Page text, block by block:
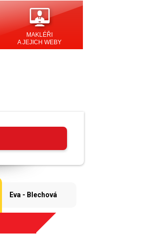
MAKLÉŘI
A JEJICH WEBY
Eva - Blechová